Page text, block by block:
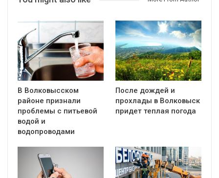
В Волковысском
районе признали
проблемы с питьевой
водой и
водопроводами
После дождей и
прохлады в Волковыск
придет теплая погода